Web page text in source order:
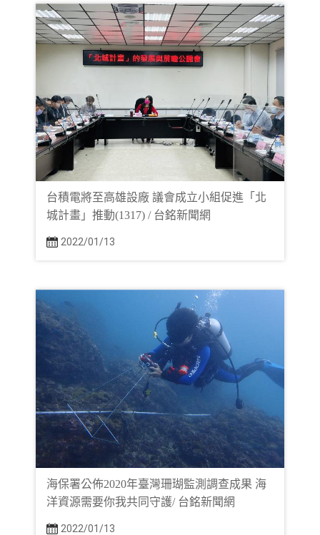
台積電將至高雄設廠 議會成立小組促進「北
城計畫」推動(1317) / 台銘新聞網
2022/01/13
海保署公佈2020年臺灣珊瑚監測調查成果 海
洋資源需要你我共同守護/ 台銘新聞網
2022/01/13